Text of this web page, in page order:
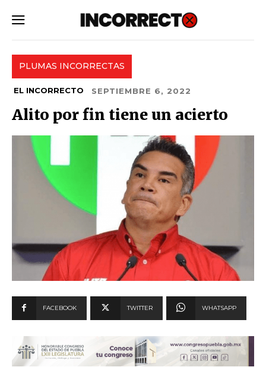
PLUMAS INCORRECTAS
EL INCORRECTO SEPTIEMBRE 6, 2022
Alito por fin tiene un acierto
FACEBOOK TWITTER WHATSAPP